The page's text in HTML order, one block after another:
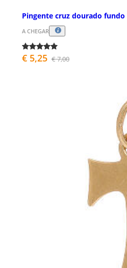
Pingente cruz dourado fundo
A CHEGAR
€ 5,25 € 7,00